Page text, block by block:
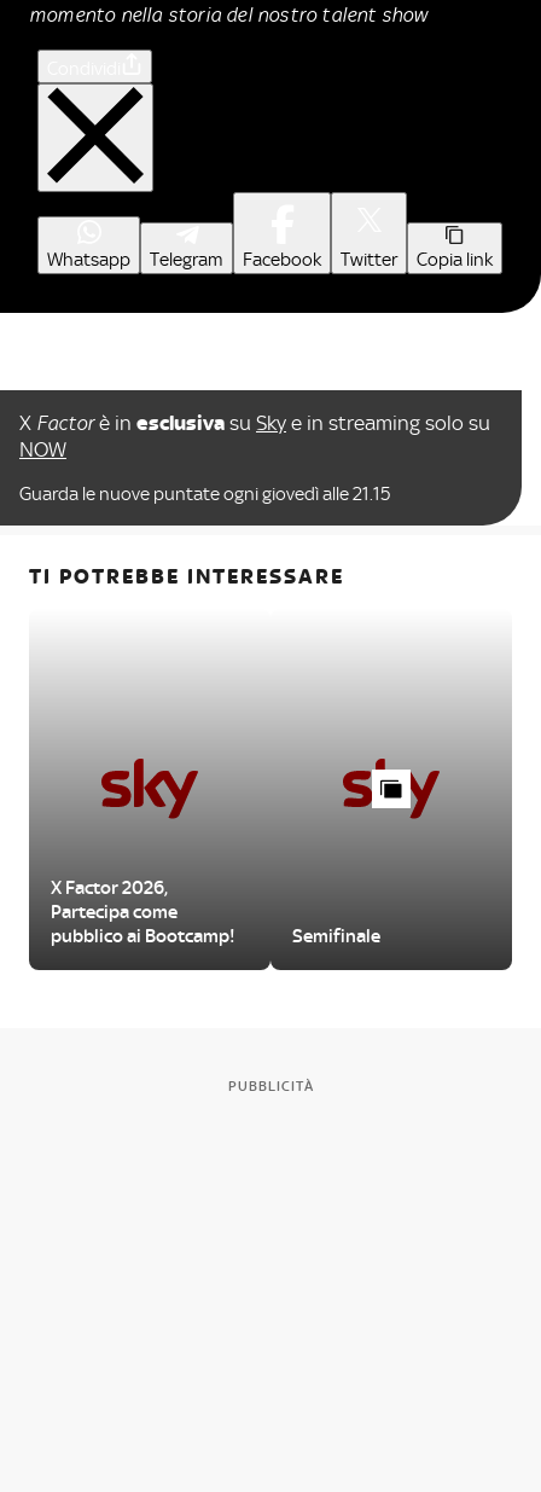
momento nella storia del nostro talent show
Whatsapp Telegram Facebook Twitter Copia link
X Factorè in esclusiva su Sky e in streaming solo su
NOW
Guarda le nuove puntate ogni giovedì alle 21.15
TI POTREBBE INTERESSARE
X Factor 2026,
Partecipa come
pubblico ai Bootcamp!
Semifinale
PUBBLICITÀ